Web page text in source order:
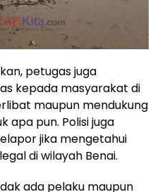
petugas juga
kepada masyarakat di
maupun mendukung
apa pun. Polisi juga
jika mengetahui
di wilayah Benai.
ada pelaku maupun